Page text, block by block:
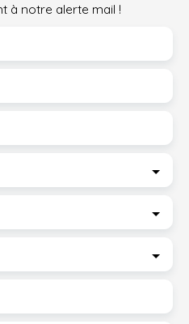
à notre alerte mail !